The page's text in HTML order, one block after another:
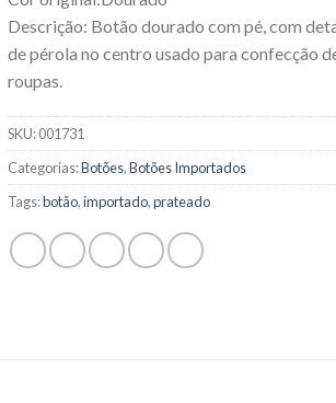
Descrição: Botão dourado com pé, com
de pérola no centro usado para confecção
roupas.
SKU:001731
Categorias:Botões,Botões Importados
Tags:botão,importado,prateado